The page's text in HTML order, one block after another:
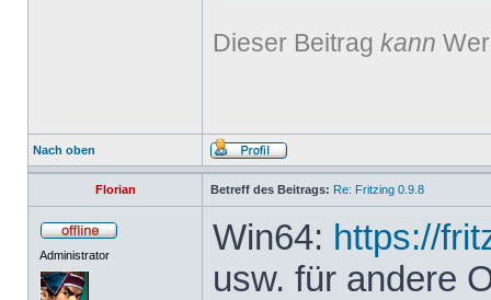
Dieser Beitrag kann
Nach oben
Florian Betreff des Beitrags: Re: Fritzing 0.9.8
Administrator Win64: https://
usw. für andere